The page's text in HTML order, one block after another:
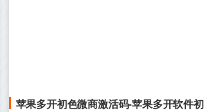
苹果多开初色微商激活码-苹果多开软件初